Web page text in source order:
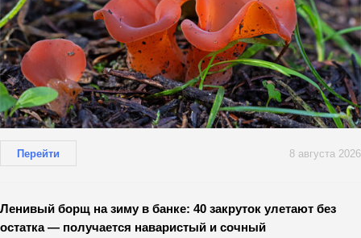
Перейти 8 августа 2026
Ленивый борщ на зиму в банке: 40 закруток улетают без
остатка — получается наваристый и сочный